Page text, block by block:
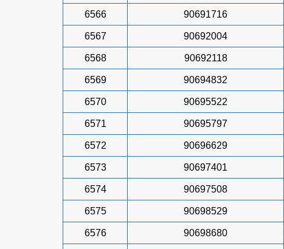
6566 90691716
6567 90692004
6568 90692118
6569 90694832
6570 90695522
6571 90695797
6572 90696629
6573 90697401
6574 90697508
6575 90698529
6576 90698680